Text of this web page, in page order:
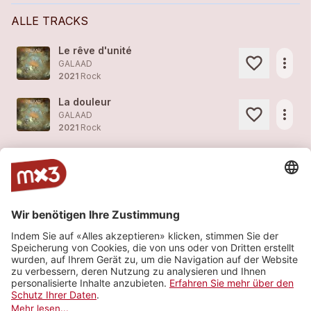
ALLE TRACKS
Le rêve d'unité
GALAAD
2021 Rock
more_horiz
La douleur
GALAAD
2021 Rock
more_horiz
GALAAD
2021
more_horiz
GALAAD (feat.Galaad)
2020
Rock
1 Justice
GALAAD
2019 Rock
more_horiz